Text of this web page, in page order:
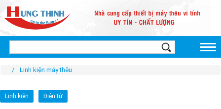
Linh kiện máy thêu
Linh kiện Điện tử